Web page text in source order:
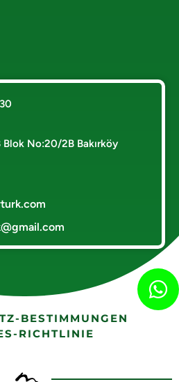
No:20/2B Bakırköy
BESTIMMUNGEN
RICHTLINIE